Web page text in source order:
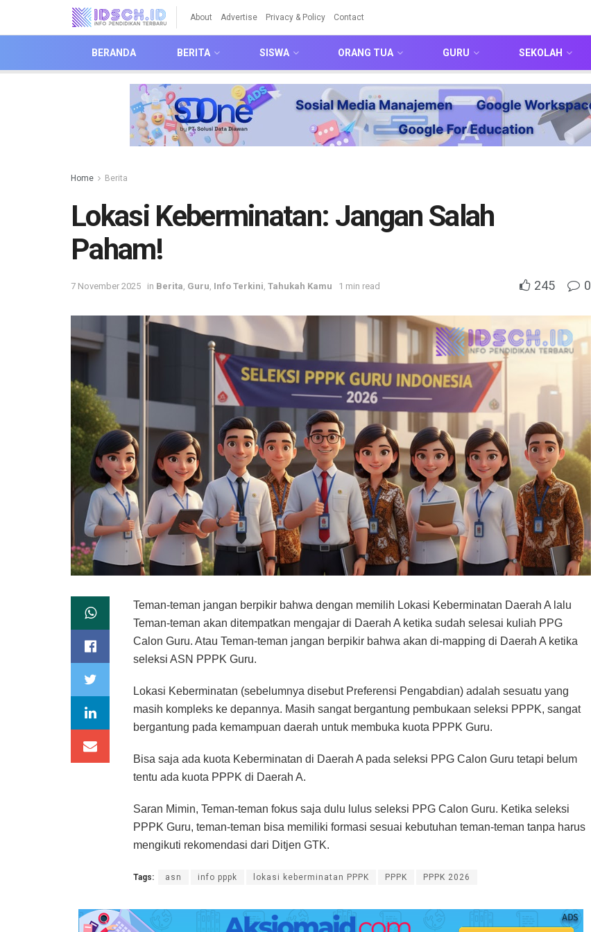
About Advertise Privacy & Policy Contact
BERANDA BERITA SISWA ORANG TUA GURU SEKOLAH
Home Berita
Lokasi Keberminatan: Jangan Salah
Paham!
7 November 2025 in Berita Guru Info Terkini Tahukah Kamu 1 min read 245 0
Teman-teman jangan berpikir bahwa dengan memilih Lokasi Keberminatan Daerah A lalu
Teman-teman akan ditempatkan mengajar di Daerah A ketika sudah selesai kuliah PPG
Calon Guru. Atau Teman-teman jangan berpikir bahwa akan di-mapping di Daerah A ketika
seleksi ASN PPPK Guru.
Lokasi Keberminatan (sebelumnya disebut Preferensi Pengabdian) adalah sesuatu yang
masih kompleks ke depannya. Masih sangat bergantung pembukaan seleksi PPPK, sangat
bergantung pada kemampuan daerah untuk membuka kuota PPPK Guru.
Bisa saja ada kuota Keberminatan di Daerah A pada seleksi PPG Calon Guru tetapi belum
tentu ada kuota PPPK di Daerah A.
Saran Mimin, Teman-teman fokus saja dulu lulus seleksi PPG Calon Guru. Ketika seleksi
PPPK Guru, teman-teman bisa memiliki formasi sesuai kebutuhan teman-teman tanpa harus
mengikuti rekomendasi dari Ditjen GTK.
Tags: asn info pppk lokasi keberminatan PPPK PPPK PPPK 2026